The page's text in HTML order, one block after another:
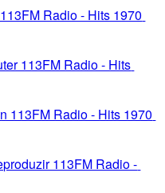
Radio - Hits 1970
113FM Radio - Hits
113FM Radio - Hits 1970
113FM Radio -